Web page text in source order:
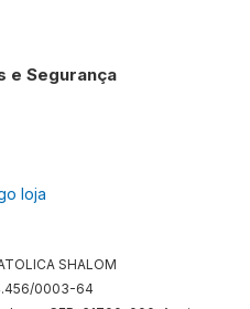
e Segurança
SHALOM
0003-64